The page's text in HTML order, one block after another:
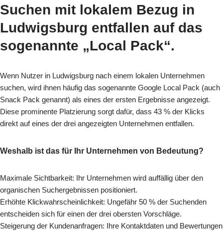
Suchen mit lokalem Bezug in
Ludwigsburg entfallen auf das
sogenannte „Local Pack“.
Wenn Nutzer in Ludwigsburg nach einem lokalen Unternehmen
suchen, wird ihnen häufig das sogenannte Google Local Pack (auch
Snack Pack genannt) als eines der ersten Ergebnisse angezeigt.
Diese prominente Platzierung sorgt dafür, dass 43 % der Klicks
direkt auf eines der drei angezeigten Unternehmen entfallen.
Weshalb ist das für Ihr Unternehmen von Bedeutung?
Maximale Sichtbarkeit: Ihr Unternehmen wird auffällig über den
organischen Suchergebnissen positioniert.
Erhöhte Klickwahrscheinlichkeit: Ungefähr 50 % der Suchenden
entscheiden sich für einen der drei obersten Vorschläge.
Steigerung der Kundenanfragen: Ihre Kontaktdaten und Bewertungen